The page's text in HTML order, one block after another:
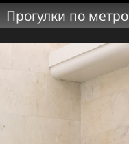
Прогулки по метро